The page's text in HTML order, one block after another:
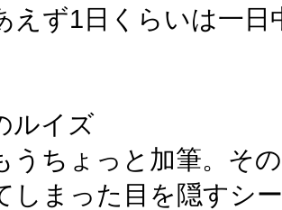
えず1日くらいは一日
ルイズ
うちょっと加筆。そ
しまった目を隠すシ